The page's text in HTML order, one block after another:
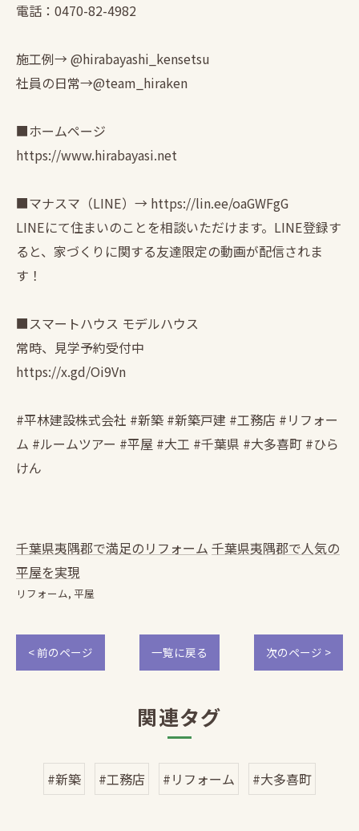
電話：0470-82-4982
施工例→ @hirabayashi_kensetsu
社員の日常→@team_hiraken
■ホームページ
https://www.hirabayasi.net
■マナスマ（LINE）→ https://lin.ee/oaGWFgG
LINEにて住まいのことを相談いただけます。LINE登録す
ると、家づくりに関する友達限定の動画が配信されま
す！
■スマートハウス モデルハウス
常時、見学予約受付中
https://x.gd/Oi9Vn
#平林建設株式会社 #新築 #新築戸建 #工務店 #リフォー
ム #ルームツアー #平屋 #大工 #千葉県 #大多喜町 #ひら
けん
千葉県夷隅郡で満足のリフォーム 千葉県夷隅郡で人気の
平屋を実現
リフォーム 平屋
< 前のページ 一覧に戻る 次のページ >
関連タグ
#新築 #工務店 #リフォーム #大多喜町